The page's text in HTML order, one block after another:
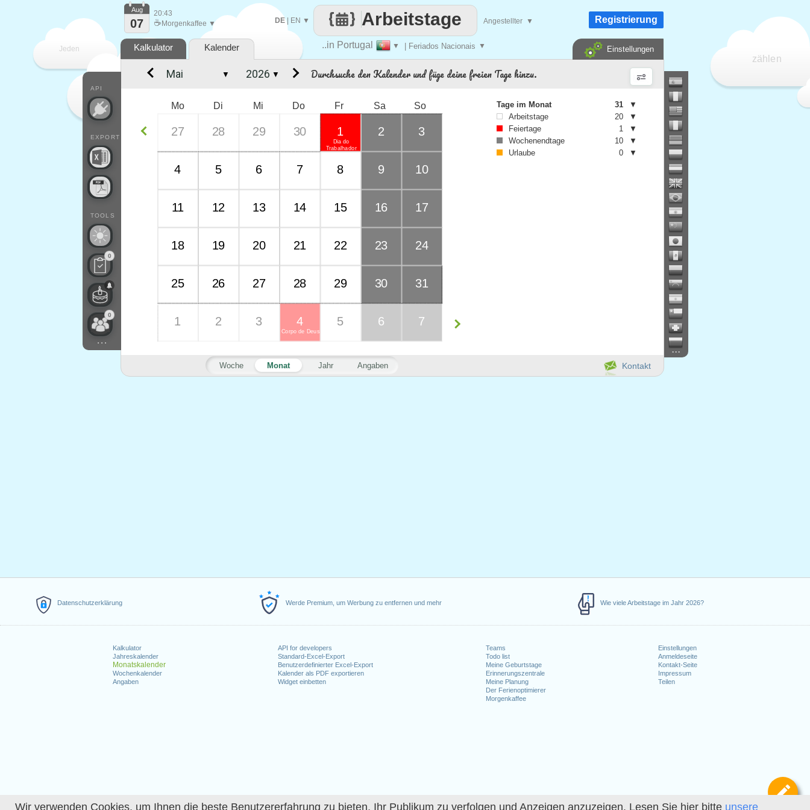
Wir verwenden Cookies, um Ihnen die beste Benutzererfahrung zu bieten, Ihr Publikum zu verfolgen und Anzeigen anzuzeigen. Lesen Sie hier bitte unsere
Datenschutzerklärung Werde Premium, um Werbung zu entfernen und mehr Wie viele Arbeitstage im Jahr 2026?
Kalkulator
Jahreskalender
Monatskalender
Wochenkalender
Angaben
API for developers
Standard-Excel-Export
Benutzerdefinierter Excel-Export
Kalender als PDF exportieren
Widget einbetten
Teams
Todo list
Meine Geburtstage
Erinnerungszentrale
Meine Planung
Der Ferienoptimierer
Morgenkaffee
Einstellungen
Anmeldeseite
Kontakt-Seite
Impressum
Teilen
Jeden
zählen
..in Portugal ▼ | Feriados Nacionais ▼
Arbeitstage
DE| EN ▼ Angestellter ▼
API
EXPORT
TOOLS
0
0
...
Aug
07
20:43
☕ Morgenkaffee ▼ Registrierung
Kalkulator Kalender Einstellungen
...
Kontakt
Durchsuche den Kalender und füge deine freien Tage hinzu.
Woche Monat Jahr Angaben
Mo Di Mi Do Fr Sa So
27 28 29 30
Dia do
Trabalhador
1 2 3
4 5 6 7 8 9 10
11 12 13 14 15 16 17
18 19 20 21 22 23 24
25 26 27 28 29 30 31
1 2 3
Corpo de Deus
4 5 6 7
▼ ▼
Tage im Monat 31
▼
Arbeitstage
20
▼
Feiertage
1
▼
Wochenendtage
10
▼
Urlaube
0 ▼